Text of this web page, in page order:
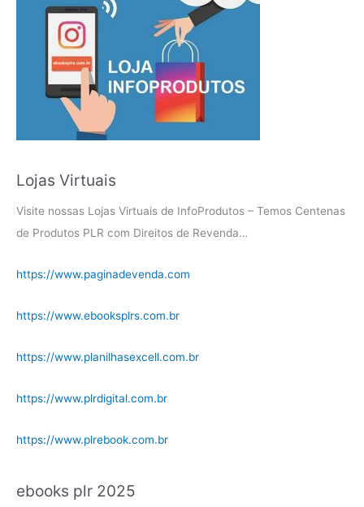
Lojas Virtuais
Visite nossas Lojas Virtuais de InfoProdutos – Temos Centenas
de Produtos PLR com Direitos de Revenda…
https://www.paginadevenda.com
https://www.ebooksplrs.com.br
https://www.planilhasexcell.com.br
https://www.plrdigital.com.br
https://www.plrebook.com.br
ebooks plr 2025